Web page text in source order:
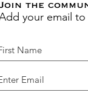
السرو
البريد
هاتف4007
the
your email